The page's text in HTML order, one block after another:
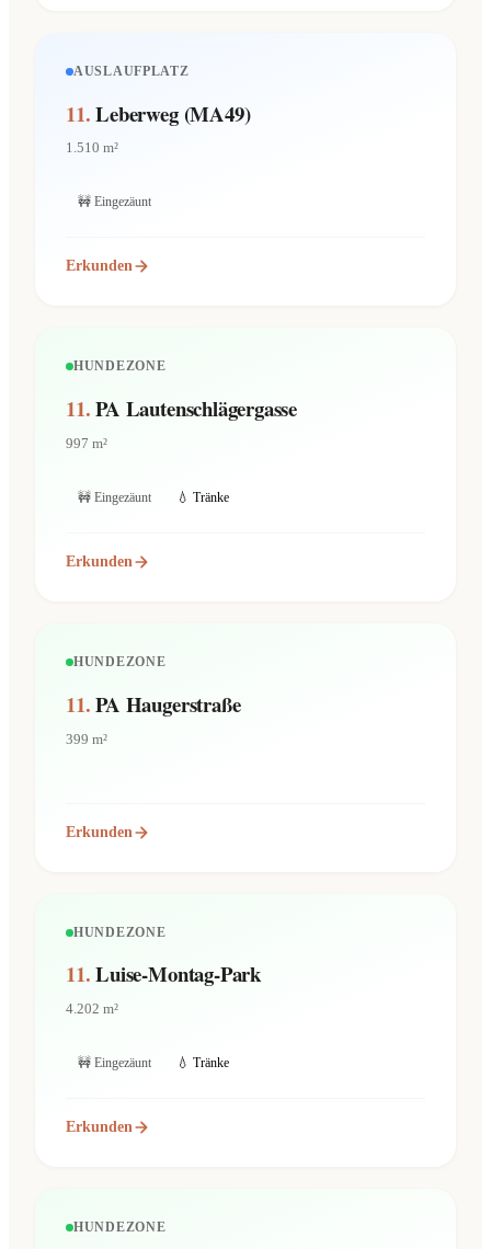
AUSLAUFPLATZ
11.Leberweg (MA49)
1.510 m²
🚧 Eingezäunt
Erkunden
HUNDEZONE
11.PA Lautenschlägergasse
997 m²
🚧 Eingezäunt 💧 Tränke
Erkunden
HUNDEZONE
11.PA Haugerstraße
399 m²
Erkunden
HUNDEZONE
11.Luise-Montag-Park
4.202 m²
🚧 Eingezäunt 💧 Tränke
Erkunden
HUNDEZONE